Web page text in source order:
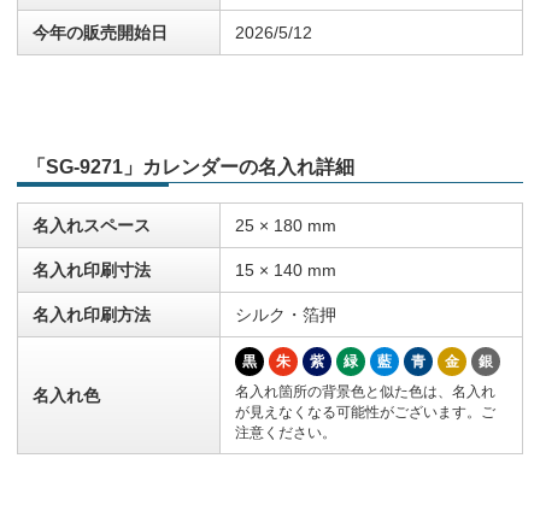
今年の販売開始日 2026/5/12
「SG-9271」カレンダーの名入れ詳細
名入れスペース 25 × 180 mm
名入れ印刷寸法 15 × 140 mm
名入れ印刷方法 シルク・箔押
名入れ色
黒 朱 紫 緑 藍 青 金
銀
名入れ箇所の背景色と似た色は、名入れ
が見えなくなる可能性がございます。ご
注意ください。